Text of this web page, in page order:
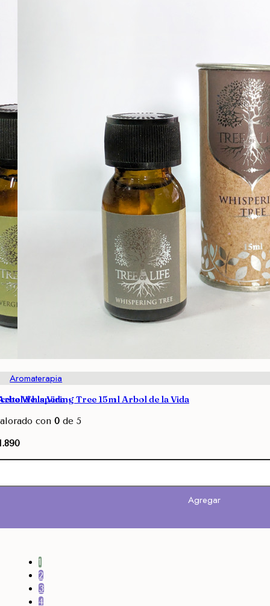
de la Vida
Aromaterapia
Whispering Tree 15ml Arbol de la Vida
con 0de 5
Agregar
1
2
3
4